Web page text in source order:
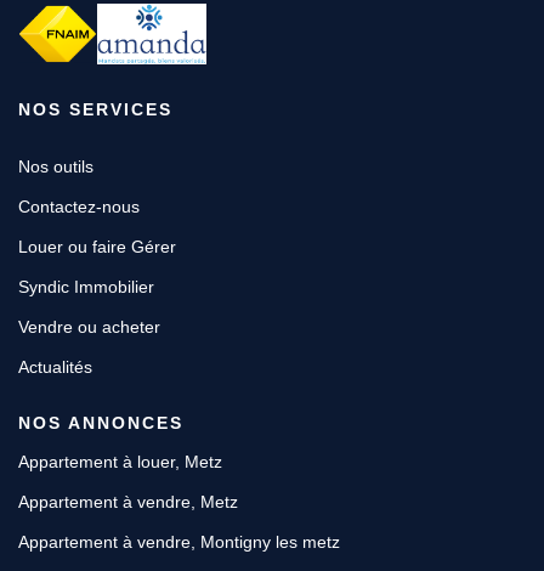
NOS SERVICES
Nos outils
Contactez-nous
Louer ou faire Gérer
Syndic Immobilier
Vendre ou acheter
Actualités
NOS ANNONCES
Appartement à louer, Metz
Appartement à vendre, Metz
Appartement à vendre, Montigny les metz